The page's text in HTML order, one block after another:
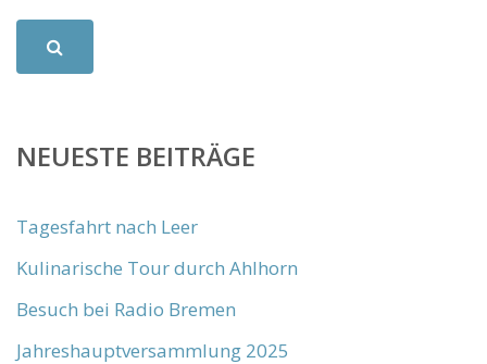
NEUESTE BEITRÄGE
Tagesfahrt nach Leer
Kulinarische Tour durch Ahlhorn
Besuch bei Radio Bremen
Jahreshauptversammlung 2025